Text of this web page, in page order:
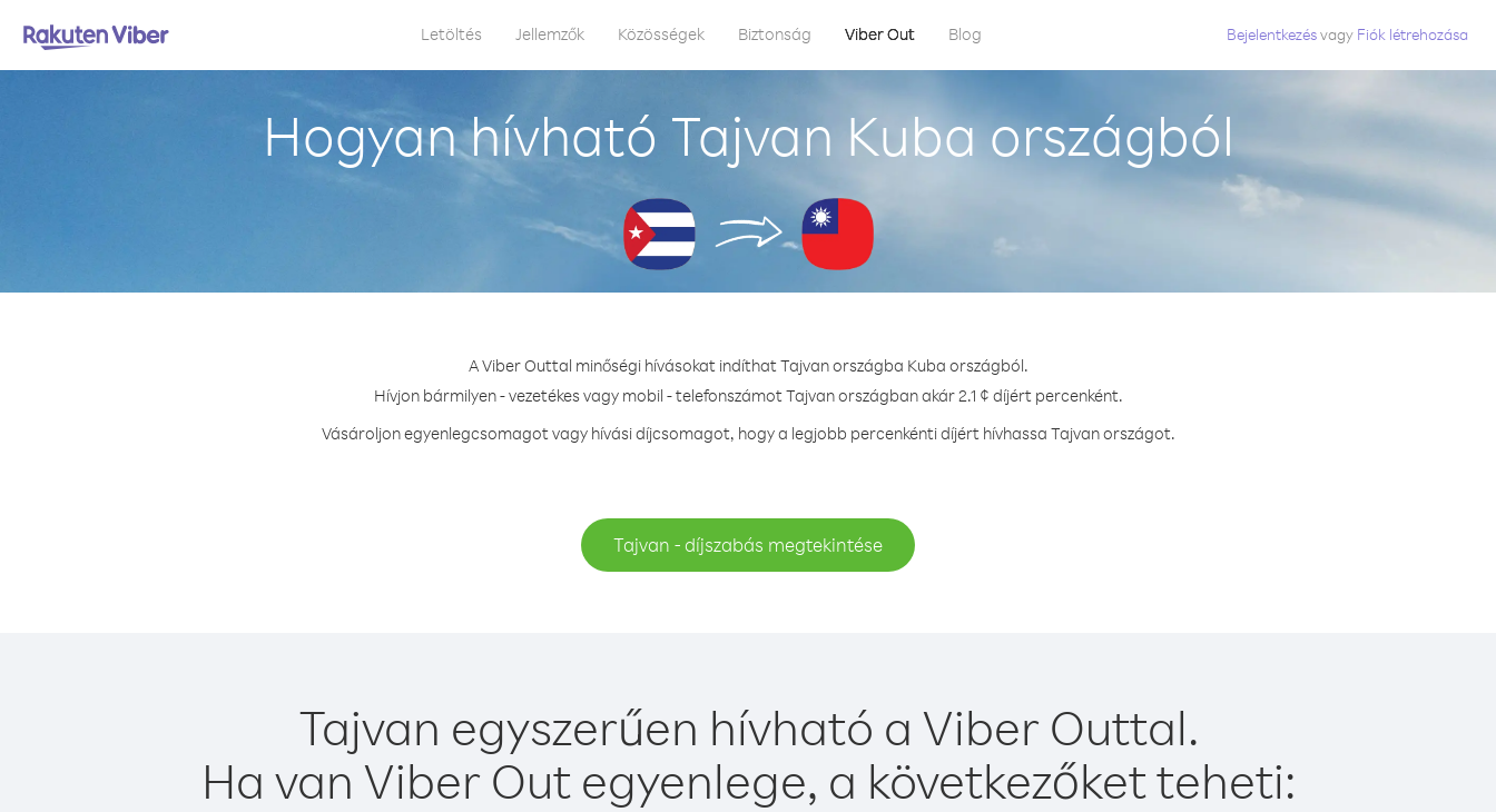
Letöltés Jellemzők Közösségek Biztonság Viber Out Blog Bejelentkezésvagy Fiók létrehozása
Hogyan hívható Tajvan Kuba országból
A Viber Outtal minőségi hívásokat indíthat Tajvan országba Kuba országból.
Hívjon bármilyen - vezetékes vagy mobil - telefonszámot Tajvan országban akár 2.1 ¢ díjért percenként.
Vásároljon egyenlegcsomagot vagy hívási díjcsomagot, hogy a legjobb percenkénti díjért hívhassa Tajvan országot.
Tajvan - díjszabás megtekintése
Tajvan egyszerűen hívható a Viber Outtal.
Ha van Viber Out egyenlege, a következőket teheti: